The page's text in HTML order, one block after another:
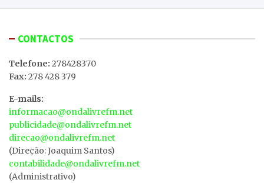
CONTACTOS
Telefone: 278428370
Fax: 278 428 379
E-mails:
informacao@ondalivrefm.net
publicidade@ondalivrefm.net
direcao@ondalivrefm.net
(Direção: Joaquim Santos)
contabilidade@ondalivrefm.net
(Administrativo)